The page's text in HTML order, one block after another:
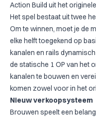
Action Build uit het
Het spel bestaat uit twee
Om te winnen, moet je de
elke helft toegekend op
kanalen en rails
de statische 1 OP van het
kanalen te bouwen en
komen zowel voor in het
Nieuw verkoopsysteem
Brouwen speelt een